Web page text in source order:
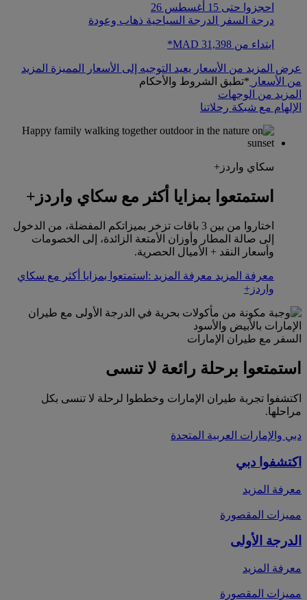
احجزوا حتى 15 أغسطس 26
درجة السفر الدرجة السياحية ذهاب وعودة
ابتداء من MAD 31,398*
عرض المزيد من الأسعار يعيد التوجيه إلى الأسعار المميزة المزيد
من الأسعار *تطبق الشروط والأحكام
المزيد من الوجهات
الإلهام مع شبكة رحلاتنا
سكاي واردز+
استمتعوا بمزايا أكثر مع سكاي واردز+
اختاروا من بين 3 باقات تزخر بميزاتكم المفضلة، من الدخول
إلى صالة المطار وأوزان الأمتعة الزائدة، إلى الخصومات
وأسعار النقد + الأميال الحصرية.
معرفة المزيد معرفة المزيد :استمتعوا بمزايا أكثر مع سكاي
واردز+
السفر مع طيران الإمارات
استمتعوا برحلة رائعة لا تنسى
اكتشفوا تجربة طيران الإمارات وخططوا لرحلة لا تنسى بكل
مراحلها.
دبي والإمارات العربية المتحدة
اكتشفوا دبي
معرفة المزيد
مميزات المقصورة
الدرجة الأولى
معرفة المزيد
مميزات المقصورة